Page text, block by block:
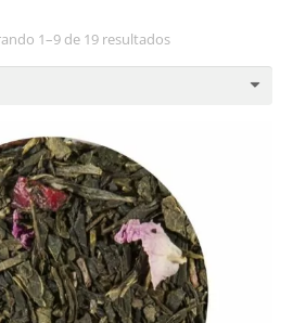
1–9 de 19 resultadosOrdenado
por